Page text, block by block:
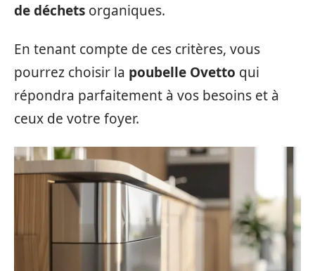
de déchets organiques.
En tenant compte de ces critères, vous
pourrez choisir la poubelle Ovetto qui
répondra parfaitement à vos besoins et à
ceux de votre foyer.